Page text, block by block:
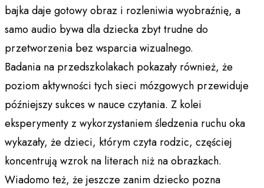
bajka daje gotowy obraz i rozleniwia wyobraźnię, a
samo audio bywa dla dziecka zbyt trudne do
przetworzenia bez wsparcia wizualnego.
Badania na przedszkolakach pokazały również, że
poziom aktywności tych sieci mózgowych przewiduje
późniejszy sukces w nauce czytania. Z kolei
eksperymenty z wykorzystaniem śledzenia ruchu oka
wykazały, że dzieci, którym czyta rodzic, częściej
koncentrują wzrok na literach niż na obrazkach.
Wiadomo też, że jeszcze zanim dziecko pozna